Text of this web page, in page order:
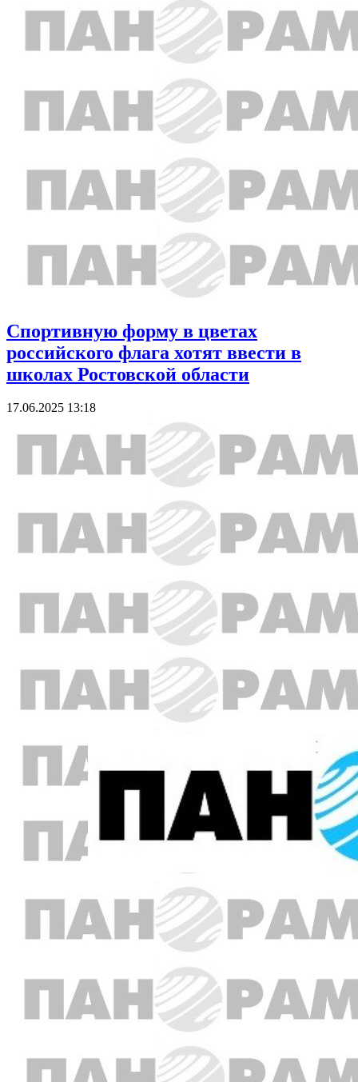
Спортивную форму в цветах
российского флага хотят ввести в
школах Ростовской области
17.06.2025 13:18